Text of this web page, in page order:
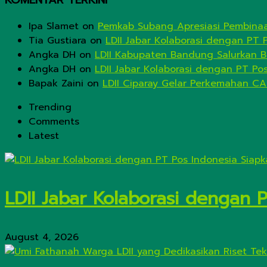
Ipa Slamet on Pemkab Subang Apresiasi
Tia Gustiara on LDII Jabar Kolaborasi dengan PT
Angka DH on LDII Kabupaten Bandung Salurkan
Angka DH on LDII Jabar Kolaborasi dengan PT
Bapak Zaini on LDII Ciparay Gelar Perkemahan
Trending
Comments
Latest
LDII Jabar Kolaborasi dengan
August 4, 2026